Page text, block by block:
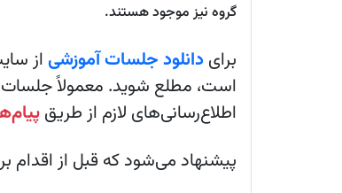
گروه نیز موجود هستند.
برای دانلود جلسات آموزشیاز
است، مطلع شوید. معمولاً
اطلاع‌رسانی‌های لازم از طریق
پیشنهاد می‌شود که قبل از اقدام